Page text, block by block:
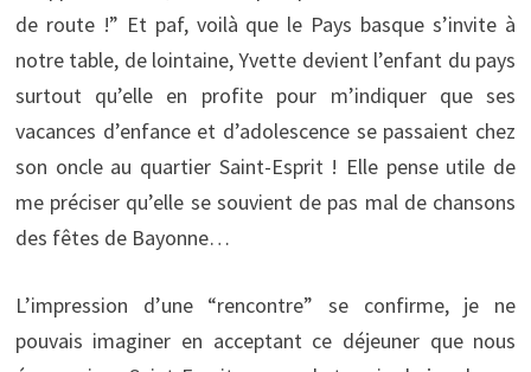
de route !” Et paf, voilà que le Pays basque s’invite à
notre table, de lointaine, Yvette devient l’enfant du pays
surtout qu’elle en profite pour m’indiquer que ses
vacances d’enfance et d’adolescence se passaient chez
son oncle au quartier Saint-Esprit ! Elle pense utile de
me préciser qu’elle se souvient de pas mal de chansons
des fêtes de Bayonne…
L’impression d’une “rencontre” se confirme, je ne
pouvais imaginer en acceptant ce déjeuner que nous